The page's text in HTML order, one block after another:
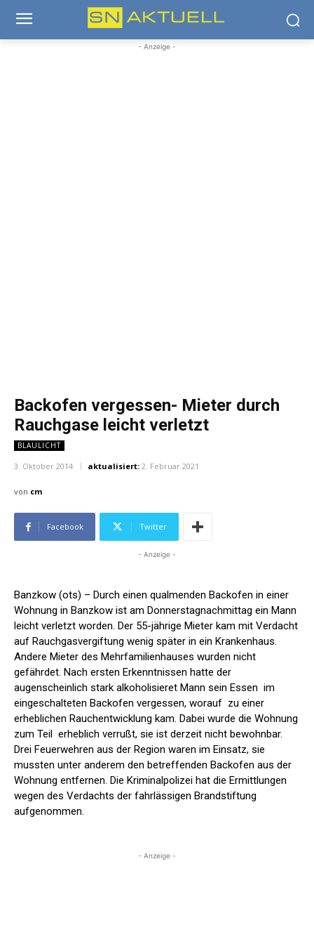
- Anzeige -
Backofen vergessen- Mieter durch
Rauchgase leicht verletzt
BLAULICHT
3. Oktober 2014 aktualisiert: 2. Februar 2021
von cm
Facebook Twitter
- Anzeige -
Banzkow (ots) – Durch einen qualmenden Backofen in einer
Wohnung in Banzkow ist am Donnerstagnachmittag ein Mann
leicht verletzt worden. Der 55-jährige Mieter kam mit Verdacht
auf Rauchgasvergiftung wenig später in ein Krankenhaus.
Andere Mieter des Mehrfamilienhauses wurden nicht
gefährdet. Nach ersten Erkenntnissen hatte der
augenscheinlich stark alkoholisieret Mann sein Essen im
eingeschalteten Backofen vergessen, worauf zu einer
erheblichen Rauchentwicklung kam. Dabei wurde die Wohnung
zum Teil erheblich verrußt, sie ist derzeit nicht bewohnbar.
Drei Feuerwehren aus der Region waren im Einsatz, sie
mussten unter anderem den betreffenden Backofen aus der
Wohnung entfernen. Die Kriminalpolizei hat die Ermittlungen
wegen des Verdachts der fahrlässigen Brandstiftung
aufgenommen.
- Anzeige -